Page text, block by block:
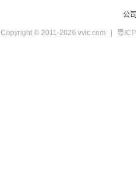
公
Copyright © 2011-2026 vvic.com | 粤